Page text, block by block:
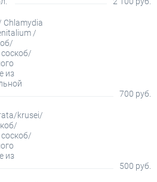
Chlamydia
/
из
700 руб.
krusei/
из
500 руб.